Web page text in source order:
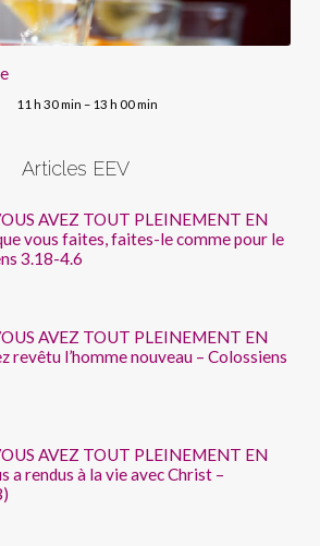
11 h 30 min – 13 h 00 min
Articles EEV
AVEZ TOUT PLEINEMENT EN
vous faites, faites-le comme pour le
3.18-4.6
AVEZ TOUT PLEINEMENT EN
revêtu l’homme nouveau – Colossiens
AVEZ TOUT PLEINEMENT EN
a rendus à la vie avec Christ –